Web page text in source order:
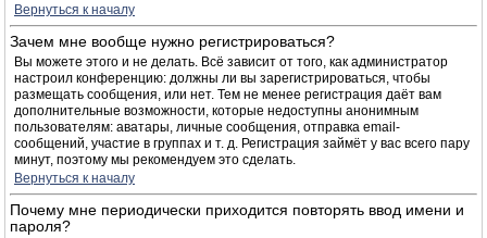
Вернуться к началу
Зачем мне вообще нужно регистрироваться?
Вы можете этого и не делать. Всё зависит от того, как администратор
настроил конференцию: должны ли вы зарегистрироваться, чтобы
размещать сообщения, или нет. Тем не менее регистрация даёт вам
дополнительные возможности, которые недоступны анонимным
пользователям: аватары, личные сообщения, отправка email-
сообщений, участие в группах и т. д. Регистрация займёт у вас всего пару
минут, поэтому мы рекомендуем это сделать.
Вернуться к началу
Почему мне периодически приходится повторять ввод имени и
пароля?